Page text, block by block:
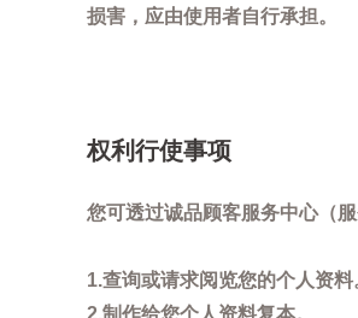
损害，应由使用者自行承担。
权利行使事项
您可透过诚品顾客服务中心（
1.查询或请求阅览您的个人资料
2.制作给您个人资料复本。